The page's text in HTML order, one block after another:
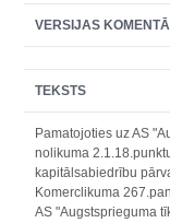
VERSIJAS
TEKSTS
Pamatojoties uz AS
nolikuma
kapitālsabiedrību
Komerclikuma
AS "Augstsprieguma